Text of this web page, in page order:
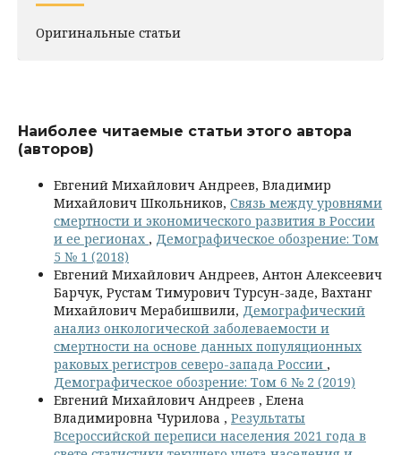
Оригинальные статьи
Наиболее читаемые статьи этого автора
(авторов)
Евгений Михайлович Андреев, Владимир
Михайлович Школьников, Связь между уровнями
смертности и экономического развития в России
и ее регионах , Демографическое обозрение: Том
5 № 1 (2018)
Евгений Михайлович Андреев, Антон Алексеевич
Барчук, Рустам Тимурович Турсун-заде, Вахтанг
Михайлович Мерабишвили, Демографический
анализ онкологической заболеваемости и
смертности на основе данных популяционных
раковых регистров северо-запада России ,
Демографическое обозрение: Том 6 № 2 (2019)
Евгений Михайлович Андреев , Елена
Владимировна Чурилова , Результаты
Всероссийской переписи населения 2021 года в